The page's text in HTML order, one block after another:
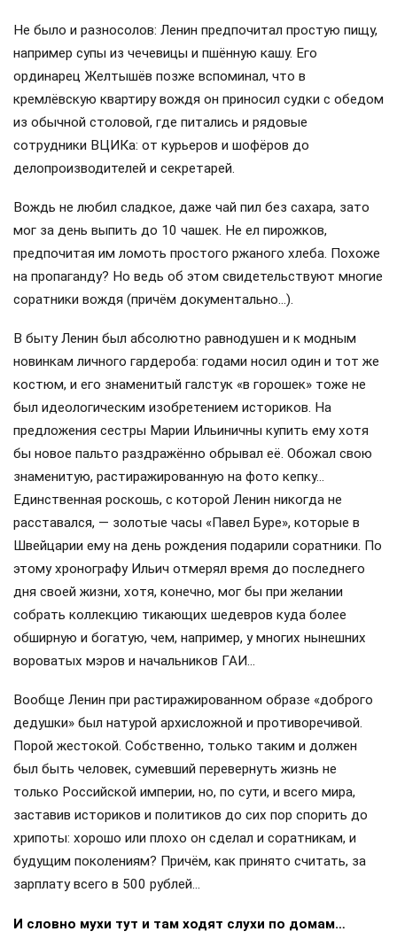
Не было и разносолов: Ленин предпочитал простую пищу,
например супы из чечевицы и пшённую кашу. Его
ординарец Желтышёв позже вспоминал, что в
кремлёвскую квартиру вождя он приносил судки с обедом
из обычной столовой, где питались и рядовые
сотрудники ВЦИКа: от курьеров и шофёров до
делопроизводителей и секретарей.
Вождь не любил сладкое, даже чай пил без сахара, зато
мог за день выпить до 10 чашек. Не ел пирожков,
предпочитая им ломоть простого ржаного хлеба. Похоже
на пропаганду? Но ведь об этом свидетельствуют многие
соратники вождя (причём документально…).
В быту Ленин был абсолютно равнодушен и к модным
новинкам личного гардероба: годами носил один и тот же
костюм, и его знаменитый галстук «в горошек» тоже не
был идеологическим изобретением историков. На
предложения сестры Марии Ильиничны купить ему хотя
бы новое пальто раздражённо обрывал её. Обожал свою
знаменитую, растиражированную на фото кепку…
Единственная роскошь, с которой Ленин никогда не
расставался, — золотые часы «Павел Буре», которые в
Швейцарии ему на день рождения подарили соратники. По
этому хронографу Ильич отмерял время до последнего
дня своей жизни, хотя, конечно, мог бы при желании
собрать коллекцию тикающих шедевров куда более
обширную и богатую, чем, например, у многих нынешних
вороватых мэров и начальников ГАИ…
Вообще Ленин при растиражированном образе «доброго
дедушки» был натурой архисложной и противоречивой.
Порой жестокой. Собственно, только таким и должен
был быть человек, сумевший перевернуть жизнь не
только Российской империи, но, по сути, и всего мира,
заставив историков и политиков до сих пор спорить до
хрипоты: хорошо или плохо он сделал и соратникам, и
будущим поколениям? Причём, как принято считать, за
зарплату всего в 500 рублей…
И словно мухи тут и там ходят слухи по домам…